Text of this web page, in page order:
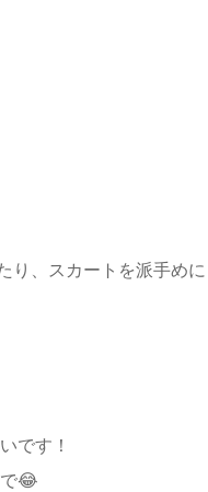
り、スカートを派手め
です！
😂